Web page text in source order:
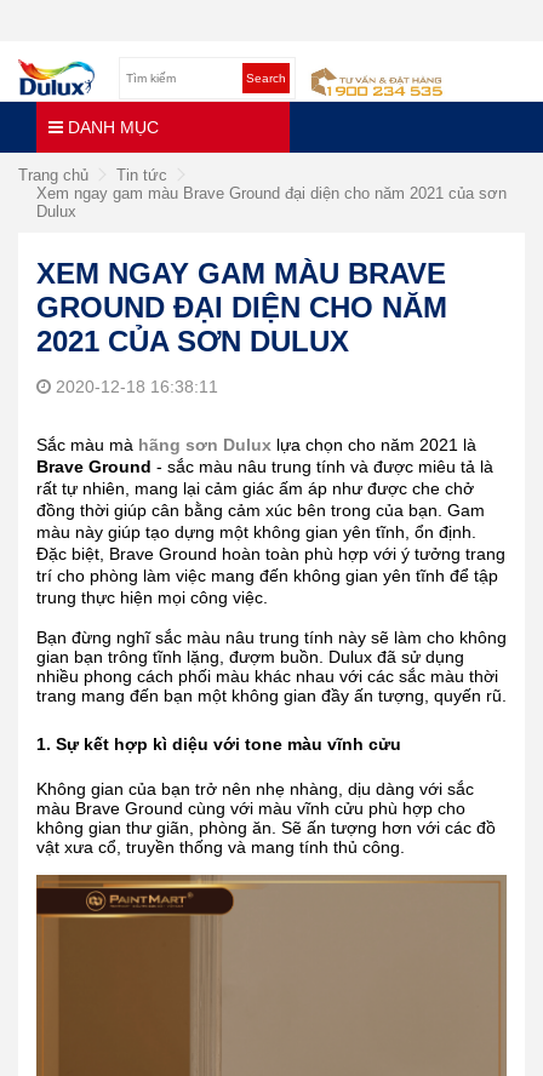
Search
DANH MỤC
Trang chủ
Tin tức
Xem ngay gam màu Brave Ground đại diện cho năm 2021 của sơn
Dulux
XEM NGAY GAM MÀU BRAVE
GROUND ĐẠI DIỆN CHO NĂM
2021 CỦA SƠN DULUX
2020-12-18 16:38:11
Sắc màu mà hãng sơn Dulux lựa chọn cho năm 2021 là
Brave Ground - sắc màu nâu trung tính và được miêu tả là
rất tự nhiên, mang lại cảm giác ấm áp như được che chở
đồng thời giúp cân bằng cảm xúc bên trong của bạn. Gam
màu này giúp tạo dựng một không gian yên tĩnh, ổn định.
Đặc biệt, Brave Ground hoàn toàn phù hợp với ý tưởng trang
trí cho phòng làm việc mang đến không gian yên tĩnh để tập
trung thực hiện mọi công việc.
Bạn đừng nghĩ sắc màu nâu trung tính này sẽ làm cho không
gian bạn trông tĩnh lặng, đượm buồn. Dulux đã sử dụng
nhiều phong cách phối màu khác nhau với các sắc màu thời
trang mang đến bạn một không gian đầy ấn tượng, quyến rũ.
1. Sự kết hợp kì diệu với tone màu vĩnh cửu
Không gian của bạn trở nên nhẹ nhàng, dịu dàng với sắc
màu Brave Ground cùng với màu vĩnh cửu phù hợp cho
không gian thư giãn, phòng ăn. Sẽ ấn tượng hơn với các đồ
vật xưa cổ, truyền thống và mang tính thủ công.